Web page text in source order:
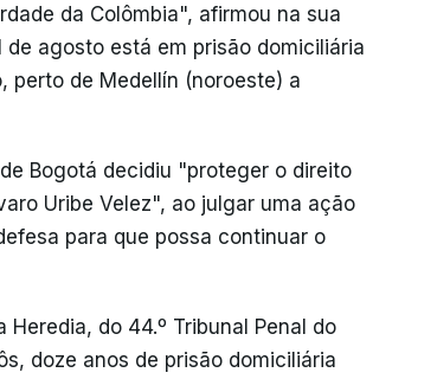
da Colômbia", afirmou na sua
agosto está em prisão domiciliária
perto de Medellín (noroeste) a
Bogotá decidiu "proteger o direito
Uribe Velez", ao julgar uma ação
para que possa continuar o
do 44.º Tribunal Penal do
doze anos de prisão domiciliária